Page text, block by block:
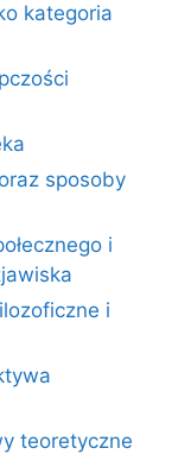
kategoria
sposoby
i
i
teoretyczne